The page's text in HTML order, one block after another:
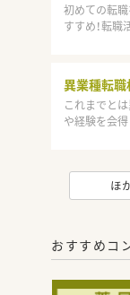
初めての転
すすめ！転
異業種転
これまでと
や経験を会
ほ
おすすめコ